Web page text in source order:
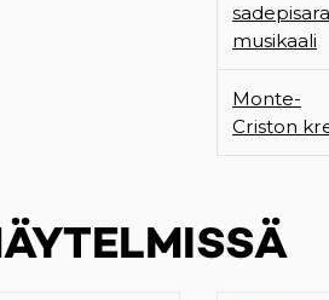
musikaali
Monte-
Criston